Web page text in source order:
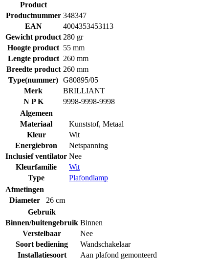
Product
Productnummer 348347
EAN
4004353453113
Gewicht product 280 gr
Hoogte product 55 mm
Lengte product 260 mm
Breedte product 260 mm
Type(nummer) G80895/05
Merk
BRILLIANT
N P K
9998-9998-9998
Algemeen
Materiaal
Kunststof, Metaal
Kleur
Wit
Energiebron
Netspanning
Inclusief ventilator Nee
Kleurfamilie
Wit
Type
Plafondlamp
Afmetingen
Diameter
26 cm
Gebruik
Binnen/buitengebruik Binnen
Verstelbaar
Nee
Soort bediening
Wandschakelaar
Installatiesoort
Aan plafond gemonteerd